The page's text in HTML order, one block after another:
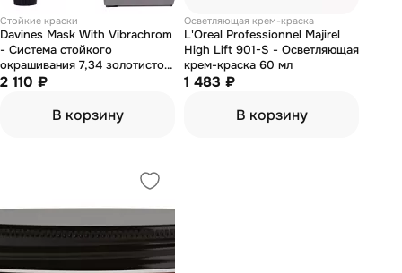
Стойкие краски
Davines Mask With Vibrachrom
- Система стойкого
окрашивания 7,34 золотисто-
медный средний блонд 100 мл
2 110 ₽
В корзину
Осветляющая крем-краска
L'Oreal Professionnel Majirel
High Lift 901-S - Осветляющая
крем-краска 60 мл
1 483 ₽
В корзину